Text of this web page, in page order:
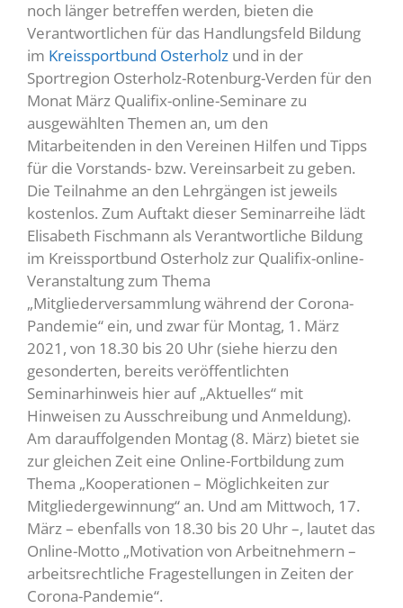
noch länger betreffen werden, bieten die
Verantwortlichen für das Handlungsfeld Bildung
im Kreissportbund Osterholz und in der
Sportregion Osterholz-Rotenburg-Verden für den
Monat März Qualifix-online-Seminare zu
ausgewählten Themen an, um den
Mitarbeitenden in den Vereinen Hilfen und Tipps
für die Vorstands- bzw. Vereinsarbeit zu geben.
Die Teilnahme an den Lehrgängen ist jeweils
kostenlos. Zum Auftakt dieser Seminarreihe lädt
Elisabeth Fischmann als Verantwortliche Bildung
im Kreissportbund Osterholz zur Qualifix-online-
Veranstaltung zum Thema
„Mitgliederversammlung während der Corona-
Pandemie“ ein, und zwar für Montag, 1. März
2021, von 18.30 bis 20 Uhr (siehe hierzu den
gesonderten, bereits veröffentlichten
Seminarhinweis hier auf „Aktuelles“ mit
Hinweisen zu Ausschreibung und Anmeldung).
Am darauffolgenden Montag (8. März) bietet sie
zur gleichen Zeit eine Online-Fortbildung zum
Thema „Kooperationen – Möglichkeiten zur
Mitgliedergewinnung“ an. Und am Mittwoch, 17.
März – ebenfalls von 18.30 bis 20 Uhr –, lautet das
Online-Motto „Motivation von Arbeitnehmern –
arbeitsrechtliche Fragestellungen in Zeiten der
Corona-Pandemie“.